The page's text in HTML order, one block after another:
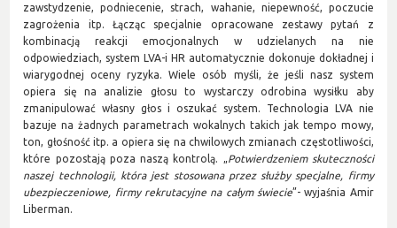
zawstydzenie, podniecenie, strach, wahanie, niepewność, poczucie
zagrożenia itp. Łącząc specjalnie opracowane zestawy pytań z
kombinacją reakcji emocjonalnych w udzielanych na nie
odpowiedziach, system LVA-i HR automatycznie dokonuje dokładnej i
wiarygodnej oceny ryzyka. Wiele osób myśli, że jeśli nasz system
opiera się na analizie głosu to wystarczy odrobina wysiłku aby
zmanipulować własny głos i oszukać system. Technologia LVA nie
bazuje na żadnych parametrach wokalnych takich jak tempo mowy,
ton, głośność itp. a opiera się na chwilowych zmianach częstotliwości,
które pozostają poza naszą kontrolą. „Potwierdzeniem skuteczności
naszej technologii, która jest stosowana przez służby specjalne, firmy
ubezpieczeniowe, firmy rekrutacyjne na całym świecie”- wyjaśnia Amir
Liberman.